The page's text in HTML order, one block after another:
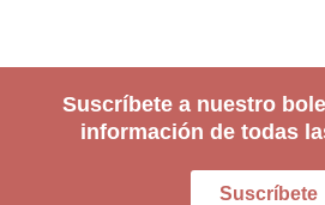
Suscríbete a nuestro
información de todas
Suscríbete